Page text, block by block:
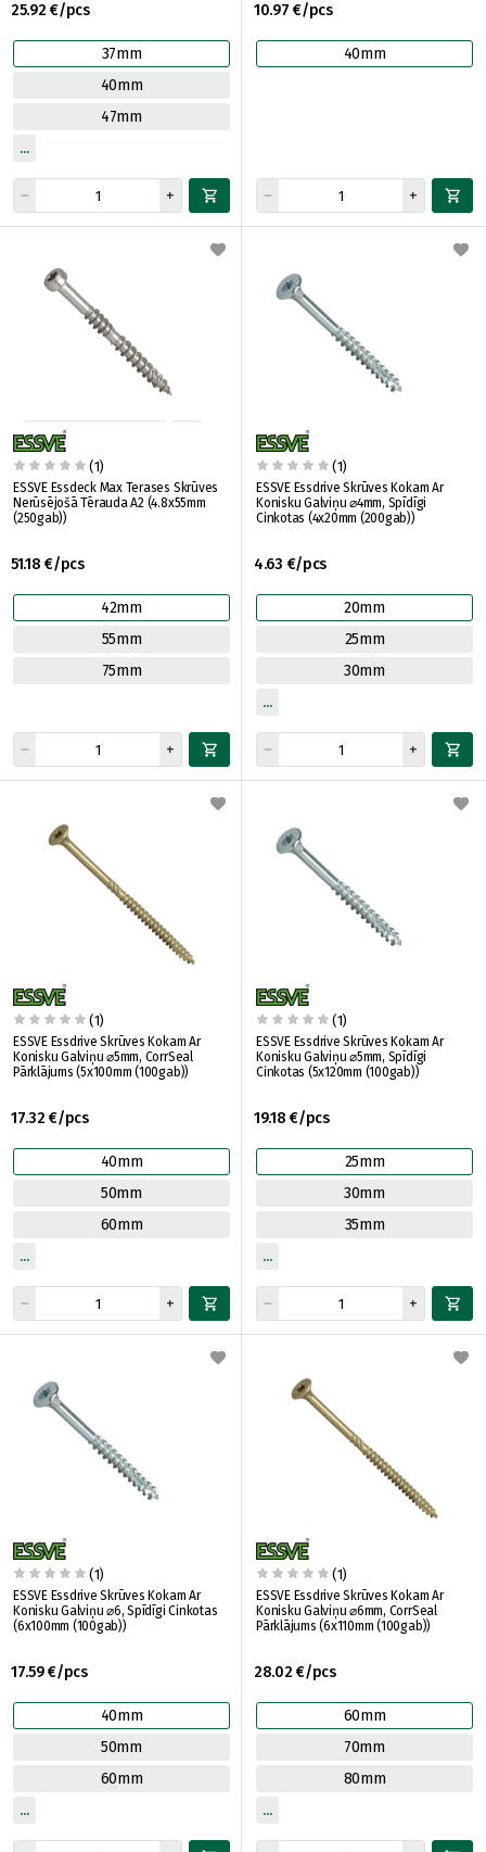
25.92 €/pcs
37mm
40mm
47mm
10.97 €/pcs
40mm
(1)
ESSVE Essdeck Max Terases Skrūves
Nerūsējošā Tērauda A2 (4.8x55mm
(250gab))
51.18 €/pcs
42mm
55mm
75mm
(1)
ESSVE Essdrive Skrūves Kokam Ar
Konisku Galviņu ⌀4mm, Spīdīgi
Cinkotas (4x20mm (200gab))
4.63 €/pcs
20mm
25mm
30mm
(1)
ESSVE Essdrive Skrūves Kokam Ar
Konisku Galviņu ⌀5mm, CorrSeal
Pārklājums (5x100mm (100gab))
17.32 €/pcs
40mm
50mm
60mm
(1)
ESSVE Essdrive Skrūves Kokam Ar
Konisku Galviņu ⌀5mm, Spīdīgi
Cinkotas (5x120mm (100gab))
19.18 €/pcs
25mm
30mm
35mm
(1)
ESSVE Essdrive Skrūves Kokam Ar
Konisku Galviņu ⌀6, Spīdīgi Cinkotas
(6x100mm (100gab))
17.59 €/pcs
40mm
50mm
60mm
(1)
ESSVE Essdrive Skrūves Kokam Ar
Konisku Galviņu ⌀6mm, CorrSeal
Pārklājums (6x110mm (100gab))
28.02 €/pcs
60mm
70mm
80mm